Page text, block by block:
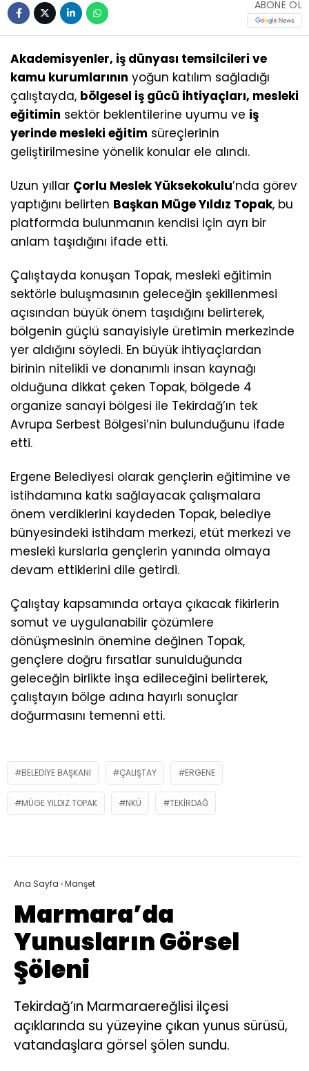
ABONE OL
Akademisyenler, iş dünyası temsilcileri ve
kamu kurumlarının yoğun katılım sağladığı
çalıştayda, bölgesel iş gücü ihtiyaçları, mesleki
eğitimin sektör beklentilerine uyumu ve iş
yerinde mesleki eğitim süreçlerinin
geliştirilmesine yönelik konular ele alındı.
Uzun yıllar Çorlu Meslek Yüksekokulu’nda görev
yaptığını belirten Başkan Müge Yıldız Topak, bu
platformda bulunmanın kendisi için ayrı bir
anlam taşıdığını ifade etti.
Çalıştayda konuşan Topak, mesleki eğitimin
sektörle buluşmasının geleceğin şekillenmesi
açısından büyük önem taşıdığını belirterek,
bölgenin güçlü sanayisiyle üretimin merkezinde
yer aldığını söyledi. En büyük ihtiyaçlardan
birinin nitelikli ve donanımlı insan kaynağı
olduğuna dikkat çeken Topak, bölgede 4
organize sanayi bölgesi ile Tekirdağ’ın tek
Avrupa Serbest Bölgesi’nin bulunduğunu ifade
etti.
Ergene Belediyesi olarak gençlerin eğitimine ve
istihdamına katkı sağlayacak çalışmalara
önem verdiklerini kaydeden Topak, belediye
bünyesindeki istihdam merkezi, etüt merkezi ve
mesleki kurslarla gençlerin yanında olmaya
devam ettiklerini dile getirdi.
Çalıştay kapsamında ortaya çıkacak fikirlerin
somut ve uygulanabilir çözümlere
dönüşmesinin önemine değinen Topak,
gençlere doğru fırsatlar sunulduğunda
geleceğin birlikte inşa edileceğini belirterek,
çalıştayın bölge adına hayırlı sonuçlar
doğurmasını temenni etti.
BELEDIYE BAŞKANI ÇALIŞTAY ERGENE
MÜGE YILDIZ TOPAK NKÜ TEKIRDAĞ
Ana Sayfa ›Manşet
Marmara’da
Yunusların Görsel
Şöleni
Tekirdağ’ın Marmaraereğlisi ilçesi
açıklarında su yüzeyine çıkan yunus sürüsü,
vatandaşlara görsel şölen sundu.